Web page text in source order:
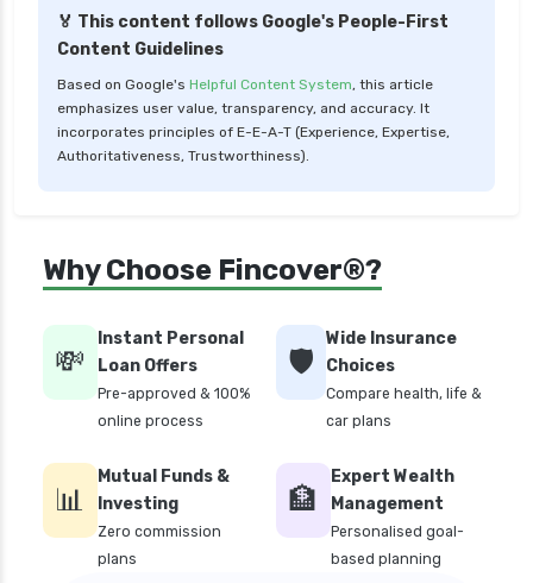
personal loan for salaried individuals
personal loan for self employed
personal loan for women
personal loan in 10 minutes
personal loan in andhra pradesh
personal loan in cochin
personal loan in coimbatore
personal loan in delhi
personal loan in hyderabad
personal loan in kerala
personal loan in lucknow
personal loan in madurai
🏅 This content follows Google's People-First
Content Guidelines
Based on Google's Helpful Content System, this article
emphasizes user value, transparency, and accuracy. It
incorporates principles of E-E-A-T (Experience, Expertise,
Authoritativeness, Trustworthiness).
Why Choose Fincover®?
💸
Instant Personal
Loan Offers
Pre-approved & 100%
online process
🛡️
Wide Insurance
Choices
Compare health, life &
car plans
📊
Mutual Funds &
Investing
Zero commission
plans
🏦
Expert Wealth
Management
Personalised goal-
based planning